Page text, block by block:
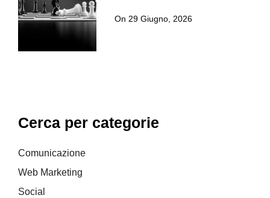
On 29 Giugno, 2026
Cerca per categorie
Comunicazione
Web Marketing
Social